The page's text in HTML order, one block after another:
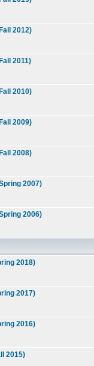
2012)
2011)
2010)
2009)
2008)
2007)
2006)
2018)
2017)
2016)
2015)